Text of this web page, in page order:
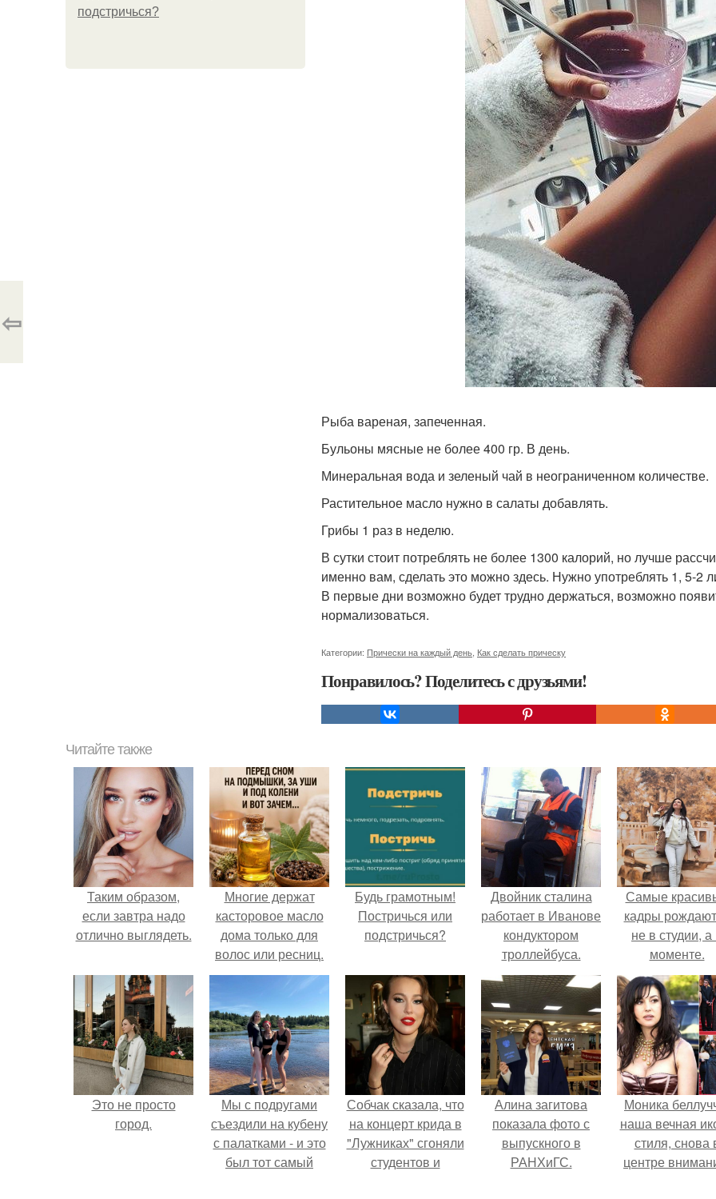
подстричься?
Рыба вареная, запеченная.
Бульоны мясные не более 400 гр. В день.
Минеральная вода и зеленый чай в неограниченном количестве.
Растительное масло нужно в салаты добавлять.
Грибы 1 раз в неделю.
В сутки стоит потреблять не более 1300 калорий, но лучше
именно вам, сделать это можно здесь. Нужно употреблять 1, 5-2
В первые дни возможно будет трудно держаться, возможно
нормализоваться.
Категории: Прически на каждый день Как сделать прическу
Понравилось? Поделитесь с друзьями!
⇦
Читайте также
Таким образом,
если завтра надо
отлично выглядеть.
Многие держат
касторовое масло
дома только для
волос или ресниц.
Будь грамотным!
Постричься или
подстричься?
Двойник сталина
работает в Иванове
кондуктором
троллейбуса.
Самые
кадры
не в студии, а
моменте.
Это не просто
город.
Мы с подругами
съездили на кубену
с палатками - и это
был тот самый
Собчак сказала, что
на концерт крида в
"Лужниках" сгоняли
студентов и
Алина загитова
показала фото с
выпускного в
РАНХиГС.
Моника
наша вечная
стиля, снова
центре